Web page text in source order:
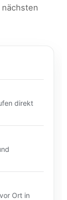
direkt
Ort in